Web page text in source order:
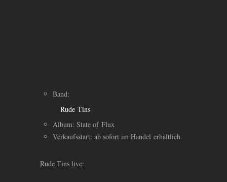
Band:
Rude Tins
Album: State of Flux
Verkaufsstart: ab sofort im Handel erhältlich.
Rude Tins live: